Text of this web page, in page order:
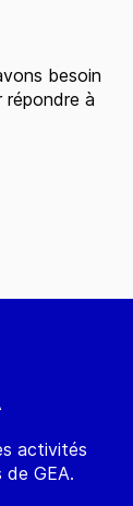
activités
GEA.
besoin
répondre à